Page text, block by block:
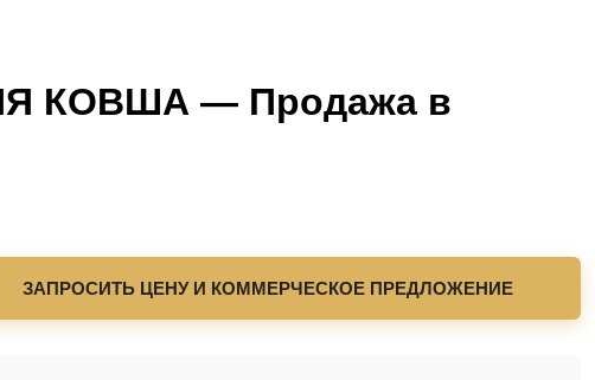
КОВША — Продажа в
ЗАПРОСИТЬ ЦЕНУ И КОММЕРЧЕСКОЕ ПРЕДЛОЖЕНИЕ